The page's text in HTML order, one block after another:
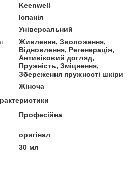
Keenwell
Іспанія
Універсальний
Живлення, Зволоження,
Відновлення, Регенерація,
Антивіковий догляд,
Пружність, Зміцнення,
Збереження пружності шкіри
Жіноча
Професійна
оригінал
30 мл